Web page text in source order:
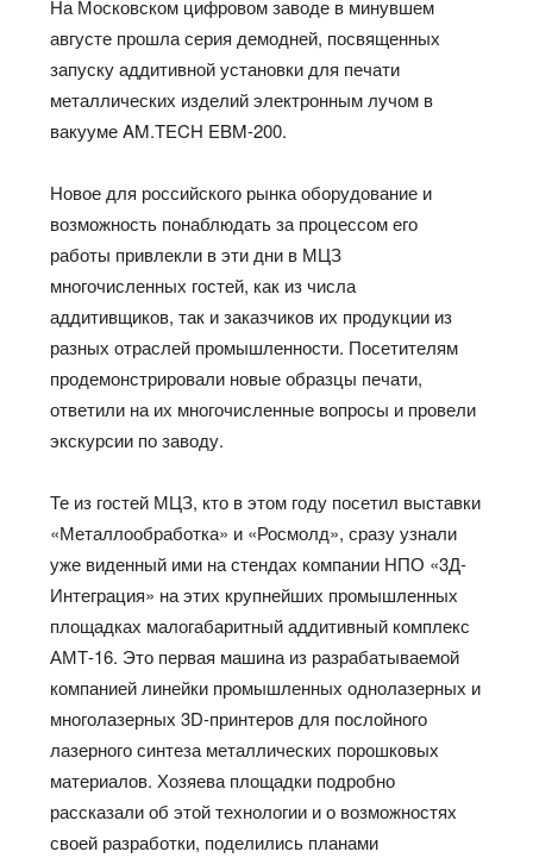
На Московском цифровом заводе в минувшем
августе прошла серия демодней, посвященных
запуску аддитивной установки для печати
металлических изделий электронным лучом в
вакуумеAM.TECH EBM-200.
Новое для российского рынкаоборудование и
возможность понаблюдать за процессомего
работы привлекли в эти дни в МЦЗ
многочисленных гостей, как из числа
аддитивщиков, так и заказчиков их продукции из
разных отраслей промышленности. Посетителям
продемонстрировали новые образцы печати,
ответили на их многочисленные вопросы и провели
экскурсии по заводу.
Те из гостей МЦЗ, кто в этом году посетил выставки
«Металлообработка» и «Росмолд», сразу узнали
уже виденный ими на стендах компании НПО «3Д-
Интеграция» на этих крупнейших промышленных
площадках малогабаритный аддитивный комплекс
АМТ-16. Это первая машина из разрабатываемой
компанией линейки промышленныходнолазерных и
многолазерных 3D-принтеров для послойного
лазерного синтеза металлических порошковых
материалов. Хозяева площадки подробно
рассказали об этой технологии и о возможностях
своей разработки, поделились планами